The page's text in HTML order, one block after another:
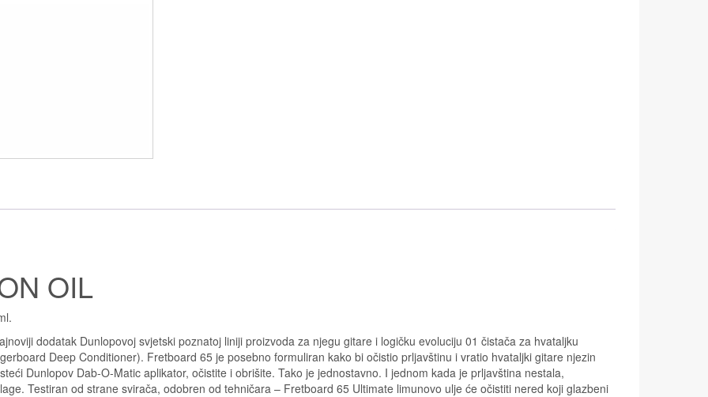
OIL
dodatak Dunlopovoj svjetski poznatoj liniji proizvoda za njegu gitare i logičku evoluciju 01 čistača za hvataljku
Deep Conditioner). Fretboard 65 je posebno formuliran kako bi očistio prljavštinu i vratio hvataljki gitare njezin
Dunlopov Dab-O-Matic aplikator, očistite i obrišite. Tako je jednostavno. I jednom kada je prljavština nestala,
Testiran od strane svirača, odobren od tehničara – Fretboard 65 Ultimate limunovo ulje će očistiti nered koji glazbeni